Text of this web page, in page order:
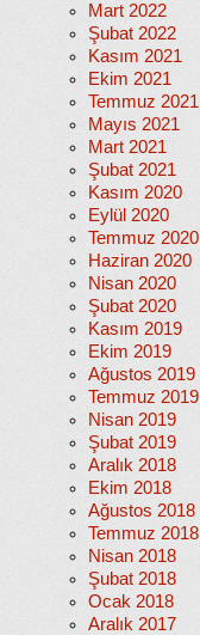
Mart 2022
Şubat 2022
Kasım 2021
Ekim 2021
Temmuz 2021
Mayıs 2021
Mart 2021
Şubat 2021
Kasım 2020
Eylül 2020
Temmuz 2020
Haziran 2020
Nisan 2020
Şubat 2020
Kasım 2019
Ekim 2019
Ağustos 2019
Temmuz 2019
Nisan 2019
Şubat 2019
Aralık 2018
Ekim 2018
Ağustos 2018
Temmuz 2018
Nisan 2018
Şubat 2018
Ocak 2018
Aralık 2017